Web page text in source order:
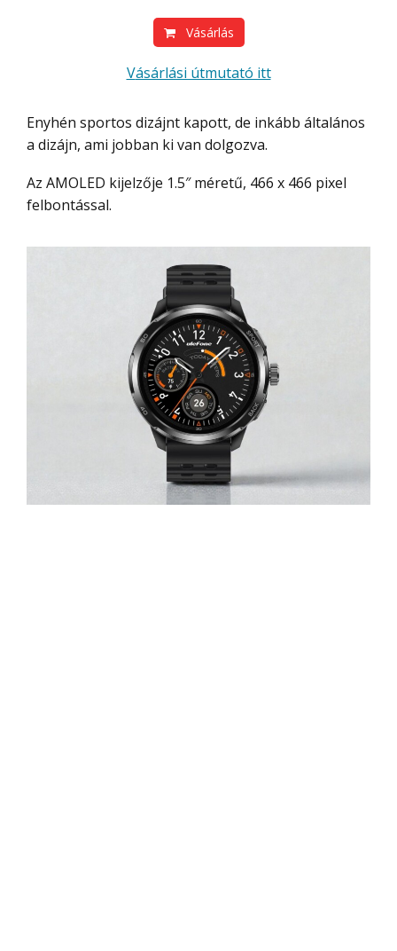
Vásárlás
Vásárlási útmutató itt
Enyhén sportos dizájnt kapott, de inkább általános
a dizájn, ami jobban ki van dolgozva.
Az AMOLED kijelzője 1.5″ méretű, 466 x 466 pixel
felbontással.